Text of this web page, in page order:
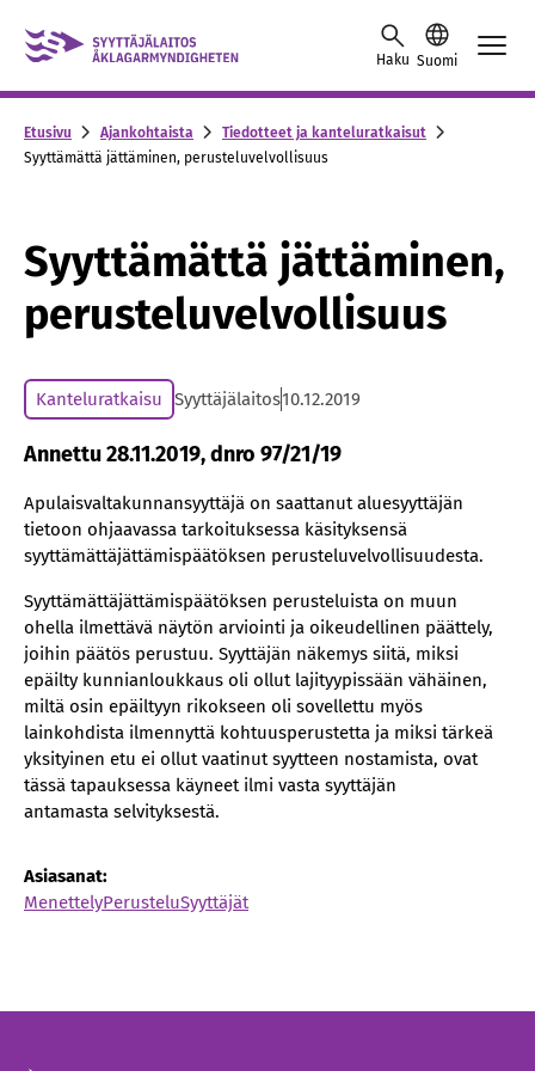
Skip to content -saavutettavuusohje
Haku Suomi
Etusivu Ajankohtaista
Tiedotteet ja kanteluratkaisut
Syyttämättä jättäminen, perusteluvelvollisuus
Syyttämättä jättäminen,
perusteluvelvollisuus
Kanteluratkaisu Syyttäjälaitos10.12.2019
Annettu 28.11.2019, dnro 97/21/19
Apulaisvaltakunnansyyttäjä on saattanut aluesyyttäjän
tietoon ohjaavassa tarkoituksessa käsityksensä
syyttämättäjättämispäätöksen perusteluvelvollisuudesta.
Syyttämättäjättämispäätöksen perusteluista on muun
ohella ilmettävä näytön arviointi ja oikeudellinen päättely,
joihin päätös perustuu. Syyttäjän näkemys siitä, miksi
epäilty kunnianloukkaus oli ollut lajityypissään vähäinen,
miltä osin epäiltyyn rikokseen oli sovellettu myös
lainkohdista ilmennyttä kohtuusperustetta ja miksi tärkeä
yksityinen etu ei ollut vaatinut syytteen nostamista, ovat
tässä tapauksessa käyneet ilmi vasta syyttäjän
antamasta selvityksestä.
Asiasanat:
MenettelyPerusteluSyyttäjät